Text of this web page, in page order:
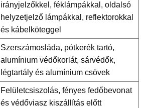
irányjelzőkkel, féklámpákkal, oldalsó
helyzetjelző lámpákkal, reflektorokkal
és kábelköteggel
Szerszámosláda, pótkerék tartó,
alumínium védőkorlát, sárvédők,
légtartály és alumínium csövek
Felületcsiszolás, fényes fedőbevonat
és védőviasz kiszállítás előtt